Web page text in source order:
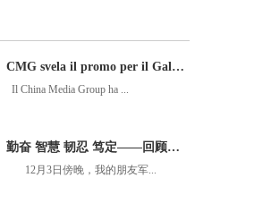
CMG svela il promo per il Gala della Festa di Primavera 2026
Il China Media Group ha ...
勤奋 智慧 韧忍 笃定——回顾我与张文新老师47年的深情厚谊
12月3日傍晚，我的朋友军...